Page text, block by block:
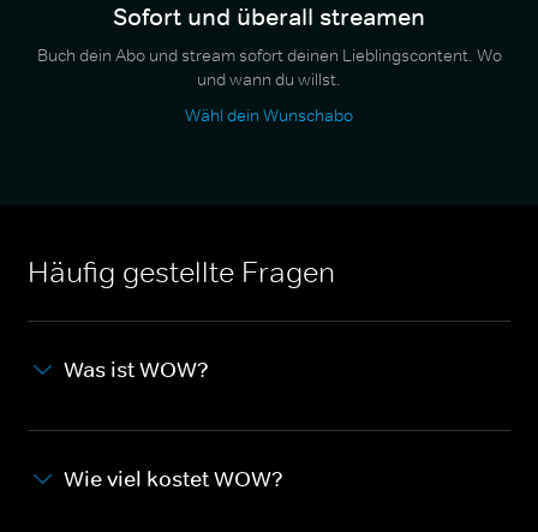
Sofort und überall streamen
Buch dein Abo und stream sofort deinen Lieblingscontent. Wo
und wann du willst.
Wähl dein Wunschabo
Häufig gestellte Fragen
Was ist WOW?
Wie viel kostet WOW?